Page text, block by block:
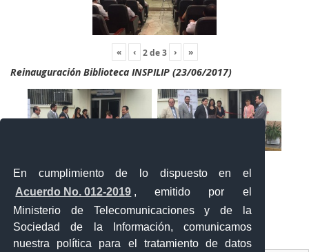
En cumplimiento de lo dispuesto en el
Acuerdo No. 012-2019 , emitido por el
Ministerio de Telecomunicaciones y de la
Sociedad de la Información, comunicamos
nuestra política para el tratamiento de datos
« ‹ 2de3 › »
Reinauguración Biblioteca INSPILIP (23/06/2017)